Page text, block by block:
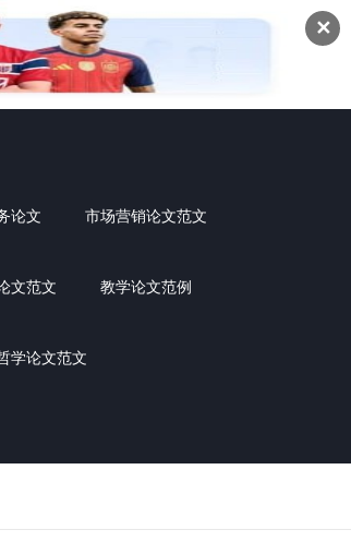
✕
论文 市场营销论文范文
文范文 教学论文范例
学论文范文